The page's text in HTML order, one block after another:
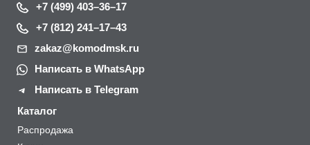
+7 (499) 403–36–17
+7 (812) 241–17–43
zakaz@komodmsk.ru
Написать в WhatsApp
Написать в Telegram
Каталог
Распродажа